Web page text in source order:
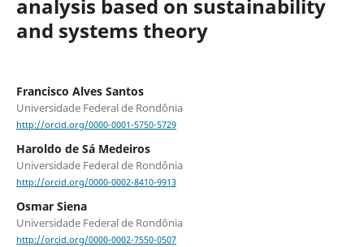
analysis based on sustainability
and systems theory
Francisco Alves Santos
Universidade Federal de Rondônia
http://orcid.org/0000-0001-5750-5729
Haroldo de Sá Medeiros
Universidade Federal de Rondônia
http://orcid.org/0000-0002-8410-9913
Osmar Siena
Universidade Federal de Rondônia
http://orcid.org/0000-0002-7550-0507